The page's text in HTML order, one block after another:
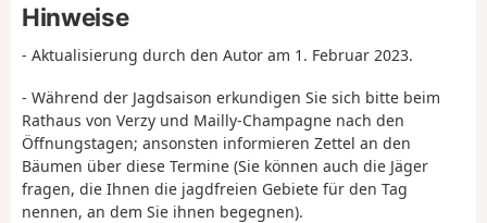
Hinweise
- Aktualisierung durch den Autor am 1. Februar 2023.
- Während der Jagdsaison erkundigen Sie sich bitte beim
Rathaus von Verzy und Mailly-Champagne nach den
Öffnungstagen; ansonsten informieren Zettel an den
Bäumen über diese Termine (Sie können auch die Jäger
fragen, die Ihnen die jagdfreien Gebiete für den Tag
nennen, an dem Sie ihnen begegnen).